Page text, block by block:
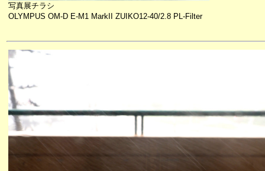
写真展チラシ
OLYMPUS OM-D E-M1 MarkII ZUIKO12-40/2.8 PL-Filter